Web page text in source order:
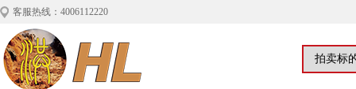
客服热线：4006112220